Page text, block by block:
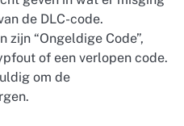
de DLC-code.
zijn “Ongeldige Code”,
of een verlopen code.
om de